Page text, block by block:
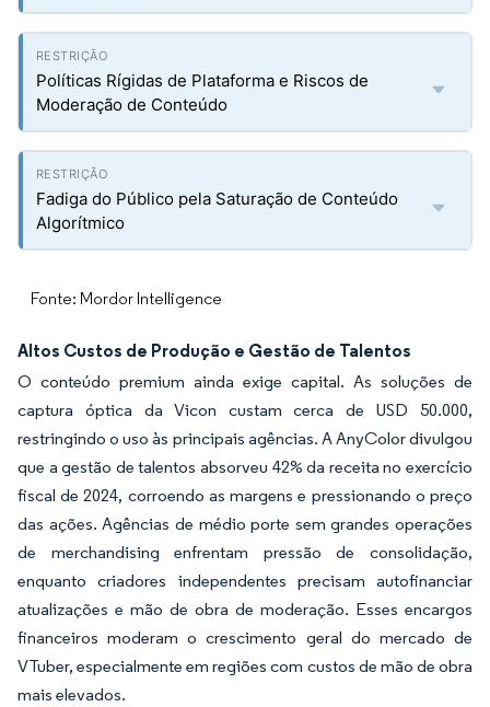
Políticas Rígidas de Plataforma e Riscos de
Moderação de Conteúdo
Fadiga do Público pela Saturação de Conteúdo
Algorítmico
Fonte: Mordor Intelligence
Altos Custos de Produção e Gestão de Talentos
O conteúdo premium ainda exige capital. As soluções de
captura óptica da Vicon custam cerca de USD 50.000,
restringindo o uso às principais agências. A AnyColor divulgou
que a gestão de talentos absorveu 42% da receita no exercício
fiscal de 2024, corroendo as margens e pressionando o preço
das ações. Agências de médio porte sem grandes operações
de merchandising enfrentam pressão de consolidação,
enquanto criadores independentes precisam autofinanciar
atualizações e mão de obra de moderação. Esses encargos
financeiros moderam o crescimento geral do mercado de
VTuber, especialmente em regiões com custos de mão de obra
mais elevados.